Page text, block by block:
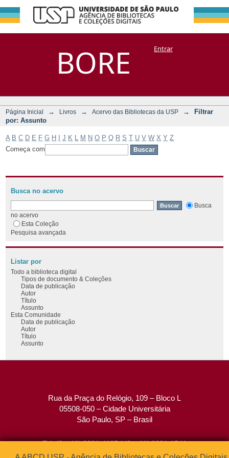
BORE
Filtrar por:
Assunto
DSpace/Manakin + CoriscoEntrar
Página Inicial → Livros → Acervo das Bibliotecas da USP →
Filtrar
por: Assunto
A B C D E F G H J K M N O P Q R S T U V W X Y Z
Começa com
Busca no acervo
Busca
no acervo
Esta Coleção
Pesquisa avançada
Listar por
Todo a biblioteca digital
Tipos de documento & Coleções
Data de publicação
Autor
Título
Assunto
Esta Comunidade
Data de publicação
Autor
Título
Assunto
Rua da Praça do Relógio, 109 – Bloco L
05508-050 – Cidade Universitária
São Paulo, SP – Brasil
Tel: (0xx11) 3091-4195 / (0xx11) 3091-1541
Fax: (0xx11) 3091-1567